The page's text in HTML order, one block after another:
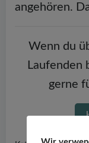
angehören.
Wenn du
Laufenden
gerne